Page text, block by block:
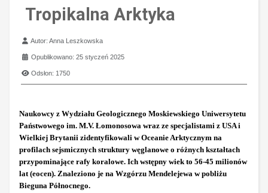
Tropikalna Arktyka
Szczegóły
Autor:Anna Leszkowska
Opublikowano: 25 styczeń 2025
Odsłon: 1750
Naukowcy z Wydziału Geologicznego Moskiewskiego Uniwersytetu
Państwowego im. M.V. Łomonosowa wraz ze specjalistami z USA i
Wielkiej Brytanii zidentyfikowali w Oceanie Arktycznym na
profilach sejsmicznych struktury węglanowe o różnych kształtach
przypominające rafy koralowe. Ich wstępny wiek to 56-45 milionów
lat (eocen). Znaleziono je na Wzgórzu Mendelejewa w pobliżu
Bieguna Północnego.